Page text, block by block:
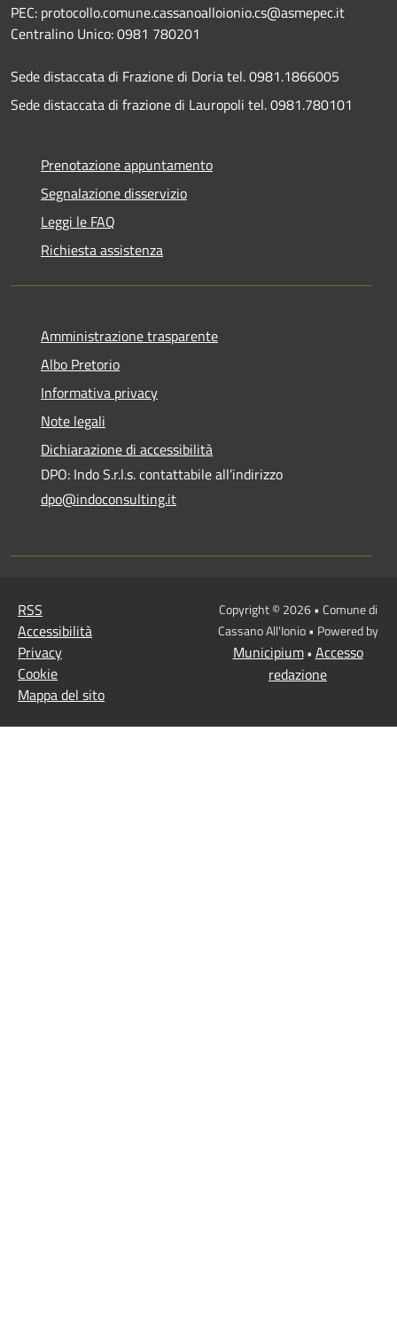
PEC: protocollo.comune.cassanoalloionio.cs@asmepec.it
Centralino Unico: 0981 780201
Sede distaccata di Frazione di Doria tel. 0981.1866005
Sede distaccata di frazione di Lauropoli tel. 0981.780101
Prenotazione appuntamento
Segnalazione disservizio
Leggi le FAQ
Richiesta assistenza
Amministrazione trasparente
Albo Pretorio
Informativa privacy
Note legali
Dichiarazione di accessibilità
DPO: Indo S.r.l.s. contattabile all’indirizzo
dpo@indoconsulting.it
RSS
Accessibilità
Privacy
Cookie
Mappa del sito
Copyright © 2026 • Comune di
Cassano All'Ionio • Powered by
Municipium• Accesso
redazione